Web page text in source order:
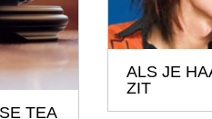
ALS JE
ZIT
TEA